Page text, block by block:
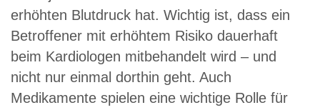
erhöhten Blutdruck hat. Wichtig ist, dass ein
Betroffener mit erhöhtem Risiko dauerhaft
beim Kardiologen mitbehandelt wird – und
nicht nur einmal dorthin geht. Auch
Medikamente spielen eine wichtige Rolle für